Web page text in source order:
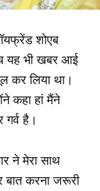
शोएब
यह भी खबर आई
कर लिया था।
कहा हां मैंने
है।
ने मेरा साथ
करना जरूरी